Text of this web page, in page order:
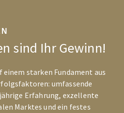
sind Ihr Gewinn!
starken Fundament aus
umfassende
Erfahrung, exzellente
Marktes und ein festes